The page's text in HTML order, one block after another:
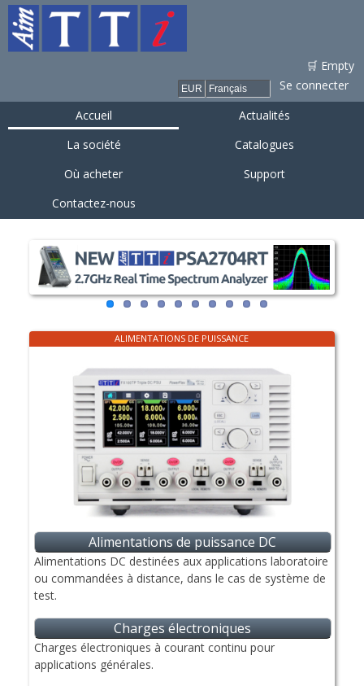
contenu
principal
🛒 Empty
Se connecter
Accueil
Actualités
La société
Catalogues
Où acheter
Support
Contactez-nous
ALIMENTATIONS DE PUISSANCE
Alimentations de puissance DC
Alimentations DC destinées aux applications laboratoire
ou commandées à distance, dans le cas de système de
test.
Charges électroniques
Charges électroniques à courant continu pour
applications générales.